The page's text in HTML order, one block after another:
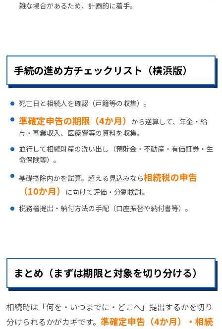
雑な場合があるため、計画的に着手。
手続の進め方チェックリスト（横浜版）
死亡日と相続人を確認（戸籍等の収集）。
準確定申告の期限（4か月）から逆算して、年金・給
与・事業収入、医療費等の資料を収集。
並行して相続財産の洗い出し（預貯金・不動産・有価証券・生
命保険等）。
基礎控除内かを試算。超える見込みなら相続税の申告
（10か月）
に向けて評価・分割検討。
税務署提出・納付方法の手配（口座振替や納付書等）。
まとめ（まずは期限と対象を切り分ける）
相続時は「何を・いつまでに・どこへ」提出するかを切り
分けられるかがカギです。準確定申告（4か月）・相続